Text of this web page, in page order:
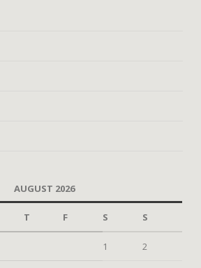
AUGUST 2026
T F S S
1 2